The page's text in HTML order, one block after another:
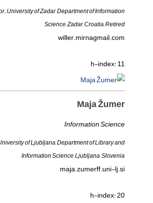
University of Zadar, Department of Information
Science, Zadar, Croatia, Retired
willer.mirnagmail.com
h-index:11
Maja Žumer
Information Science
of Ljubljana, Department of Library and
Information Science, Ljubljana, Slovenia
maja.zumerff.uni-lj.si
h-index:20